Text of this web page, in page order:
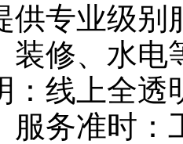
供专业级别
装修、水电
：线上全
服务准时：